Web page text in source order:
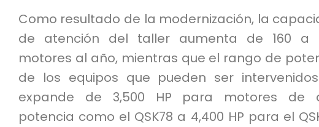
Como resultado de la modernización, la
de atención del taller aumenta de 160 a
motores al año, mientras que el rango de
de los equipos que pueden ser
expande de 3,500 HP para motores de
potencia como el QSK78 a 4,400 HP para el